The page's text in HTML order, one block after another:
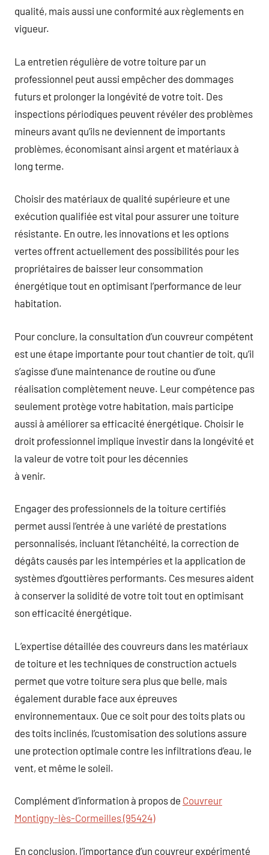
qualité, mais aussi une conformité aux règlements en
vigueur.
La entretien régulière de votre toiture par un
professionnel peut aussi empêcher des dommages
futurs et prolonger la longévité de votre toit. Des
inspections périodiques peuvent révéler des problèmes
mineurs avant qu’ils ne deviennent de importants
problèmes, économisant ainsi argent et matériaux à
long terme.
Choisir des matériaux de qualité supérieure et une
exécution qualifiée est vital pour assurer une toiture
résistante. En outre, les innovations et les options
vertes offrent actuellement des possibilités pour les
propriétaires de baisser leur consommation
énergétique tout en optimisant l’performance de leur
habitation.
Pour conclure, la consultation d’un couvreur compétent
est une étape importante pour tout chantier de toit, qu’il
s’agisse d’une maintenance de routine ou d’une
réalisation complètement neuve. Leur compétence pas
seulement protège votre habitation, mais participe
aussi à améliorer sa efficacité énergétique. Choisir le
droit professionnel implique investir dans la longévité et
la valeur de votre toit pour les décennies
à venir.
Engager des professionnels de la toiture certifiés
permet aussi l’entrée à une variété de prestations
personnalisés, incluant l’étanchéité, la correction de
dégâts causés par les intempéries et la application de
systèmes d’gouttières performants. Ces mesures aident
à conserver la solidité de votre toit tout en optimisant
son efficacité énergétique.
L’expertise détaillée des couvreurs dans les matériaux
de toiture et les techniques de construction actuels
permet que votre toiture sera plus que belle, mais
également durable face aux épreuves
environnementaux. Que ce soit pour des toits plats ou
des toits inclinés, l’customisation des solutions assure
une protection optimale contre les infiltrations d’eau, le
vent, et même le soleil.
Complément d’information à propos de Couvreur
Montigny-lès-Cormeilles (95424)
En conclusion, l’importance d’un couvreur expérimenté